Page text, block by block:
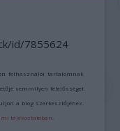
id/7855624
felhasználói tartalomnak
semmilyen felelősséget
a blog szerkesztőjéhez.
tájékoztatóban